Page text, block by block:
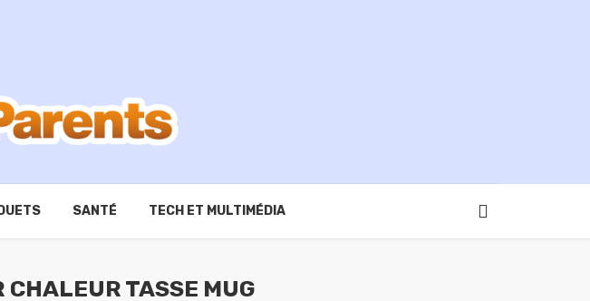
SANTÉ TECH ET MULTIMÉDIA
CHALEUR TASSE MUG